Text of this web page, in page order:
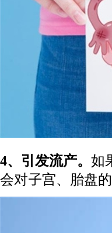
4、引发流产。 如
会对子宫、胎盘